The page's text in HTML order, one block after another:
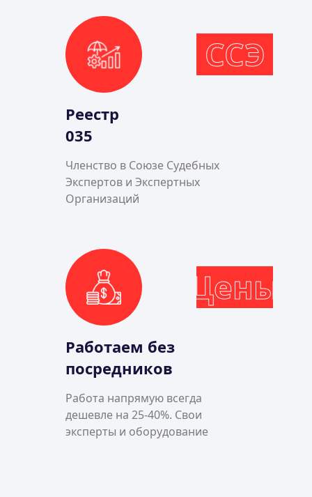
ССЭ
Реестр
035
Членство в Союзе Судебных
Экспертов и Экспертных
Организаций
Цены
Работаем без
посредников
Работа напрямую всегда
дешевле на 25-40%. Свои
эксперты и оборудование